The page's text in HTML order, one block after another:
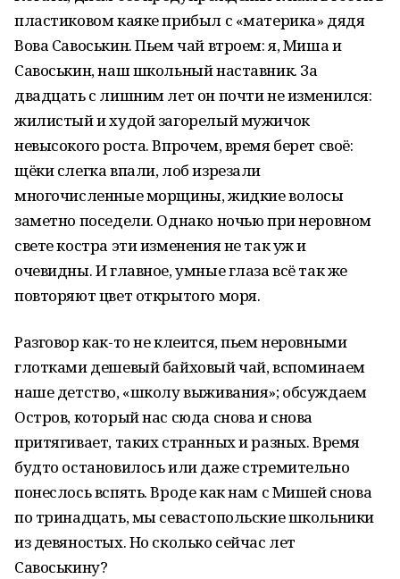
пластиковом каяке прибыл с «материка» дядя
Вова Савоськин. Пьем чай втроем: я, Миша и
Савоськин, наш школьный наставник. За
двадцать с лишним лет он почти не изменился:
жилистый и худой загорелый мужичок
невысокого роста. Впрочем, время берет своё:
щёки слегка впали, лоб изрезали
многочисленные морщины, жидкие волосы
заметно поседели. Однако ночью при неровном
свете костра эти изменения не так уж и
очевидны. И главное, умные глаза всё так же
повторяют цвет открытого моря.
Разговор как-то не клеится, пьем неровными
глотками дешевый байховый чай, вспоминаем
наше детство, «школу выживания»; обсуждаем
Остров, который нас сюда снова и снова
притягивает, таких странных и разных. Время
будто остановилось или даже стремительно
понеслось вспять. Вроде как нам с Мишей снова
по тринадцать, мы севастопольские школьники
из девяностых. Но сколько сейчас лет
Савоськину?